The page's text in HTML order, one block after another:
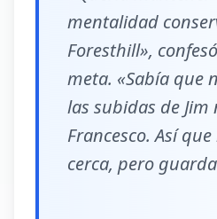
mentalidad
Foresthill»,
meta. «Sabía que
las subidas de Jim
Francesco. Así
cerca, pero